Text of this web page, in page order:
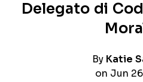
Delegato di
By Katie
on Jun